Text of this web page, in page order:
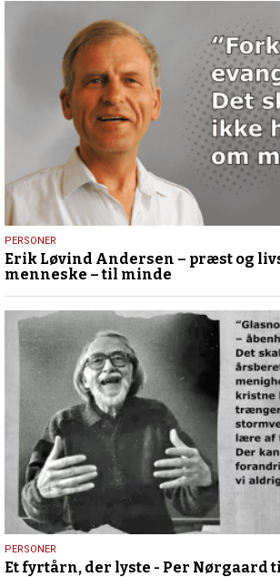
25.
marts
2026
PERSONER
Erik Løvind Andersen – præst og
menneske – til minde
14.
november
PERSONER
Et fyrtårn, der lyste - Per Nørgaard